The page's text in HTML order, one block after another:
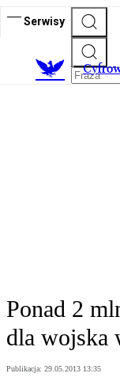
Serwisy
C
Ponad 2
dla wojska
Publikacja: 29.05.2013 13:35